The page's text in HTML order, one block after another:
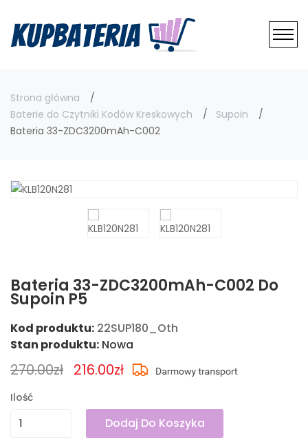
Strona główna
Baterie do Czytniki Kodów Kreskowych
Supoin
Bateria 33-ZDC3200mAh-C002
Bateria 33-ZDC3200mAh-C002 Do
Supoin P5
Kod produktu: 22SUP180_Oth
Stan produktu: Nowa
270.00zł 216.00zł
Ilość
Dodaj Do Koszyka